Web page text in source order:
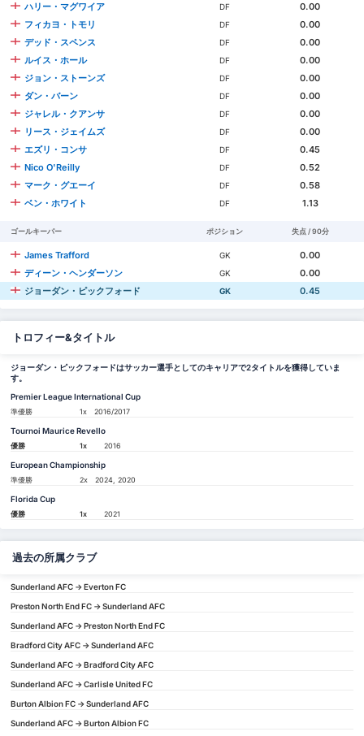
ハリー・マグワイア
DF
0.00
フィカヨ・トモリ
DF
0.00
デッド・スペンス
DF
0.00
ルイス・ホール
DF
0.00
ジョン・ストーンズ
DF
0.00
ダン・バーン
DF
0.00
ジャレル・クアンサ
DF
0.00
リース・ジェイムズ
DF
0.00
エズリ・コンサ
DF
0.45
Nico O'Reilly
DF
0.52
マーク・グエーイ
DF
0.58
ベン・ホワイト
DF 1.13
ゴールキーパー ポジション 失点 / 90分
James Trafford GK
0.00
ディーン・ヘンダーソン
GK
0.00
ジョーダン・ピックフォード
GK 0.45
トロフィー&タイトル
ジョーダン・ピックフォードはサッカー選手としてのキャリアで2タイトルを獲得していま
す。
Premier League International Cup
準優勝 1x 2016/2017
Tournoi Maurice Revello
優勝 1x 2016
European Championship
準優勝 2x 2024, 2020
Florida Cup
優勝 1x 2021
過去の所属クラブ
Sunderland AFC -> Everton FC
Preston North End FC -> Sunderland AFC
Sunderland AFC -> Preston North End FC
Bradford City AFC -> Sunderland AFC
Sunderland AFC -> Bradford City AFC
Sunderland AFC -> Carlisle United FC
Burton Albion FC -> Sunderland AFC
Sunderland AFC -> Burton Albion FC